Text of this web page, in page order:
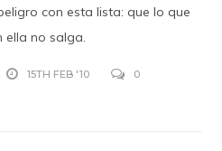
con esta lista: que lo que
ella no salga.
15TH FEB '10 0